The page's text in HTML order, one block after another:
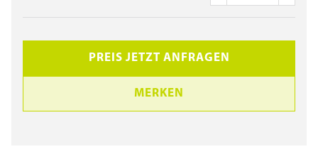
PREIS JETZT ANFRAGEN
MERKEN